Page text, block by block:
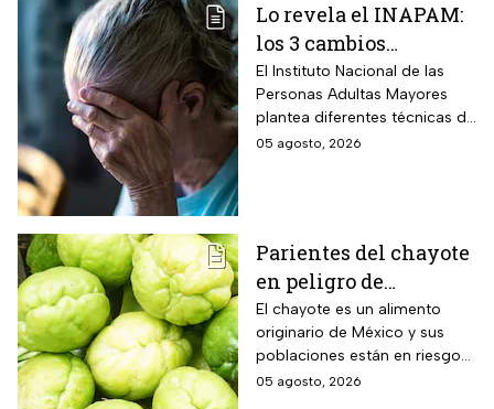
Lo revela el INAPAM:
los 3 cambios
silenciosos que sufre
tu cerebro de forma
natural al envejecer
El Instituto Nacional de las
Personas Adultas Mayores
plantea diferentes técnicas de
estimulación mental para
05 agosto, 2026
Parientes del chayote
en peligro de
extinción, advierte
Instituto de Ecología
El chayote es un alimento
originario de México y sus
poblaciones están en riesgo
de desaparecer a corto plazo
05 agosto, 2026